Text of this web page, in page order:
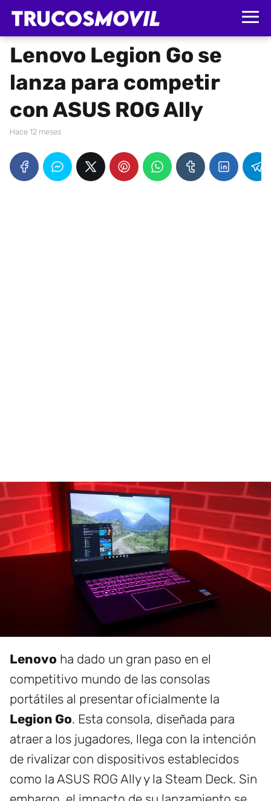
Lenovo Legion Go se
lanza para competir
con ASUS ROG Ally
hace 12 meses
Lenovo ha dado un gran paso en el
competitivo mundo de las consolas
portátiles al presentar oficialmente la
Legion Go. Esta consola, diseñada para
atraer a los jugadores, llega con la intención
de rivalizar con dispositivos establecidos
como la ASUS ROG Ally y la Steam Deck. Sin